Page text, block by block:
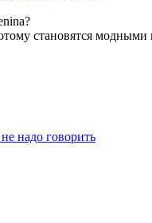
становятся
надо говорить